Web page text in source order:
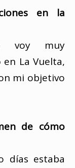
en la
voy muy
La Vuelta,
mi objetivo
de cómo
días estaba